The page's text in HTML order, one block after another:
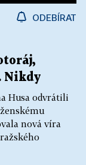
ODEBÍRAT
Nikdy
Husa odvrátili
nová víra